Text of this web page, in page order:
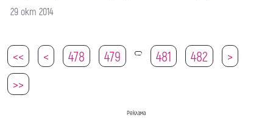
29 окт 2014
<< < 478 479 480 481 482
>
>>
Реклама